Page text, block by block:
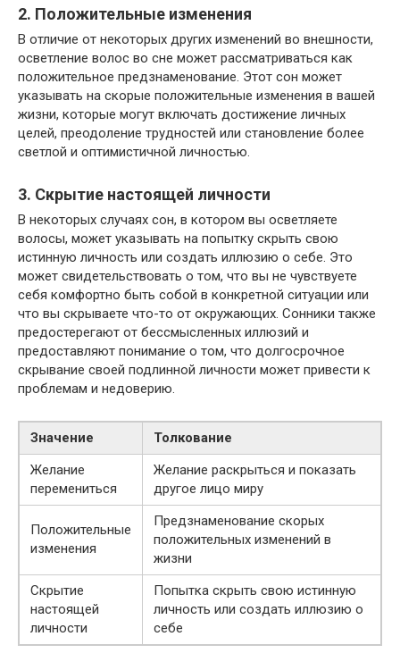
2. Положительные изменения
В отличие от некоторых других изменений во внешности,
осветление волос во сне может рассматриваться как
положительное предзнаменование. Этот сон может
указывать на скорые положительные изменения в вашей
жизни, которые могут включать достижение личных
целей, преодоление трудностей или становление более
светлой и оптимистичной личностью.
3. Скрытие настоящей личности
В некоторых случаях сон, в котором вы осветляете
волосы, может указывать на попытку скрыть свою
истинную личность или создать иллюзию о себе. Это
может свидетельствовать о том, что вы не чувствуете
себя комфортно быть собой в конкретной ситуации или
что вы скрываете что-то от окружающих. Сонники также
предостерегают от бессмысленных иллюзий и
предоставляют понимание о том, что долгосрочное
скрывание своей подлинной личности может привести к
проблемам и недоверию.
Значение
Толкование
Желание
перемениться
Желание раскрыться и показать
другое лицо миру
Положительные
изменения
Предзнаменование скорых
положительных изменений в
жизни
Скрытие
настоящей
личности
Попытка скрыть свою истинную
личность или создать иллюзию о
себе